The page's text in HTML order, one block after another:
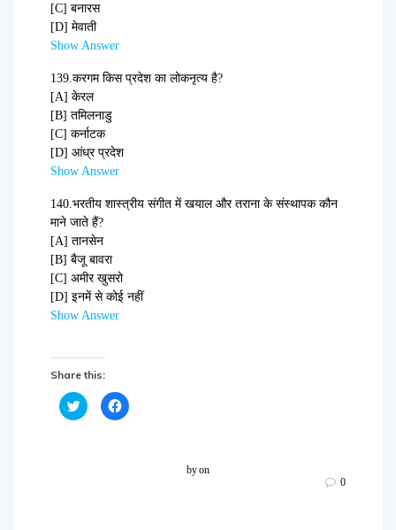
[C] बनारस
[D] मेवाती
Show Answer
139. करगम किस प्रदेश का लोकनृत्य है?
[A] केरल
[B] तमिलनाडु
[C] कर्नाटक
[D] आंध्र प्रदेश
Show Answer
140. भरतीय शास्त्रीय संगीत में खयाल और तराना के संस्थापक कौन
माने जाते हैं?
[A] तानसेन
[B] बैजू बावरा
[C] अमीर खुसरो
[D] इनमें से कोई नहीं
Show Answer
Share this:
C
l
C
l
byon
0